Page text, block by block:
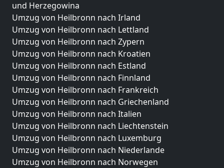
und Herzegowina
Umzug von Heilbronn nach Irland
Umzug von Heilbronn nach Lettland
Umzug von Heilbronn nach Zypern
Umzug von Heilbronn nach Kroatien
Umzug von Heilbronn nach Estland
Umzug von Heilbronn nach Finnland
Umzug von Heilbronn nach Frankreich
Umzug von Heilbronn nach Griechenland
Umzug von Heilbronn nach Italien
Umzug von Heilbronn nach Liechtenstein
Umzug von Heilbronn nach Luxemburg
Umzug von Heilbronn nach Niederlande
Umzug von Heilbronn nach Norwegen